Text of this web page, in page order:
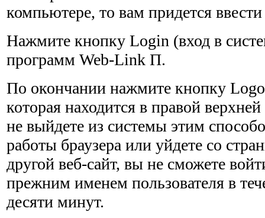
компьютере, то вам придется
Нажмите кнопку Login (вход в
программ Web-Link П.
По окончании нажмите кнопку
которая находится в правой
не выйдете из системы этим
работы браузера или уйдете со
другой веб-сайт, вы не сможете
прежним именем пользователя в
десяти минут.